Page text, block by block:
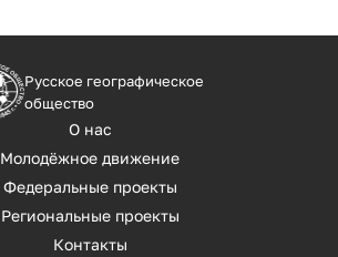
Русское географическое
общество
О нас
Молодёжное движение
Федеральные проекты
Региональные проекты
Контакты